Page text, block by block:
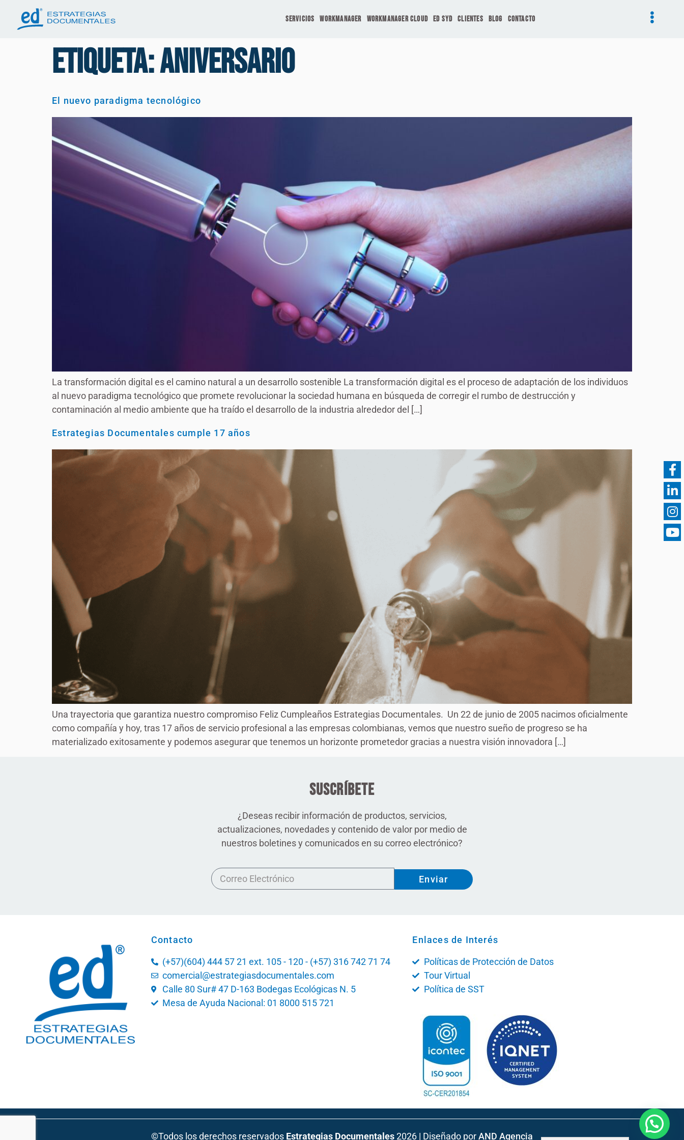
Servicios Workmanager workmanager cloud ED SyD Clientes Blog Contacto
Etiqueta:aniversario
El nuevo paradigma tecnológico
La transformación digital es el camino natural a un desarrollo sostenible La transformación digital es el proceso de adaptación de los individuos
al nuevo paradigma tecnológico que promete revolucionar la sociedad humana en búsqueda de corregir el rumbo de destrucción y
contaminación al medio ambiente que ha traído el desarrollo de la industria alrededor del […]
Estrategias Documentales cumple 17 años
Una trayectoria que garantiza nuestro compromiso Feliz Cumpleaños Estrategias Documentales. Un 22 de junio de 2005 nacimos oficialmente
como compañía y hoy, tras 17 años de servicio profesional a las empresas colombianas, vemos que nuestro sueño de progreso se ha
materializado exitosamente y podemos asegurar que tenemos un horizonte prometedor gracias a nuestra visión innovadora […]
Suscríbete
¿Deseas recibir información de productos, servicios,
actualizaciones, novedades y contenido de valor por medio de
nuestros boletines y comunicados en su correo electrónico?
Enviar
Contacto
(+57)(604) 444 57 21 ext. 105 - 120 - (+57) 316 742 71 74
comercial@estrategiasdocumentales.com
Calle 80 Sur# 47 D-163 Bodegas Ecológicas N. 5
Mesa de Ayuda Nacional: 01 8000 515 721
Enlaces de Interés
Políticas de Protección de Datos
Tour Virtual
Política de SST
©Todos los derechos reservados Estrategias Documentales2026 | Diseñado porAND Agencia